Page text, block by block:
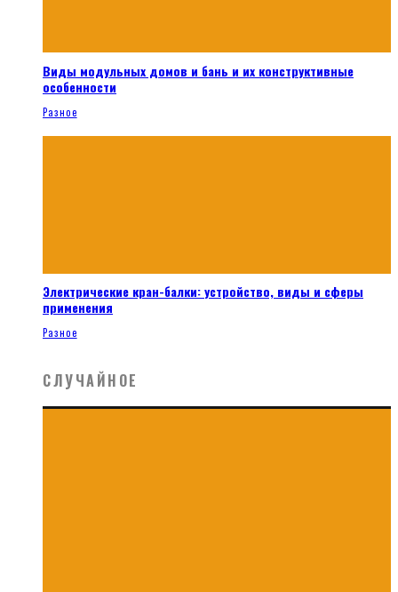
Виды модульных домов и бань и их конструктивные
особенности
Разное
Электрические кран-балки: устройство, виды и сферы
применения
Разное
СЛУЧАЙНОЕ